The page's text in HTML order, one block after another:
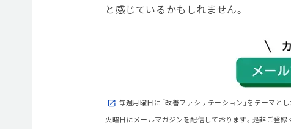
と感じているかもしれません。
毎週月曜日に「改善ファシリテーション」をテーマとし
火曜日にメールマガジンを配信しております。是非ご登